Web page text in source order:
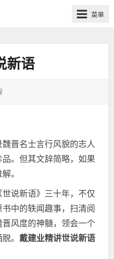
菜单
新语
魏晋名士言行风貌的志人
。但其文辞简略，如果
。
说新语》三十年，不仅
中的轶闻趣事，扫清阅
风度的神髓，领会一个
。 戴建业精讲世说新语